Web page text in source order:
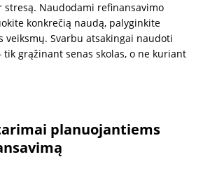
stresą. Naudodami refinansavimo
konkrečią naudą, palyginkite
veiksmų. Svarbu atsakingai naudoti
tik grąžinant senas skolas, o ne kuriant
planuojantiems